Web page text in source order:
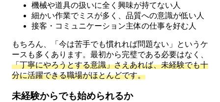
機械や道具の扱いに全く興味が持てない人
細かい作業でミスが多く、品質への意識が低い人
接客・コミュニケーション主体の仕事を好む人
もちろん、「今は苦手でも慣れれば問題ない」というケ
ースも多くあります。最初から完璧である必要はなく、
「丁寧にやろうとする意識」さえあれば、未経験でも十
分に活躍できる職場がほとんどです。
未経験からでも始められるか